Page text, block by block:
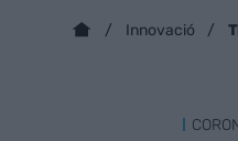
Innovació